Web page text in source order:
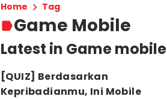
Home Tag
Game Mobile
Latest in Game mobile
[QUIZ] Berdasarkan
Kepribadianmu, Ini Mobile